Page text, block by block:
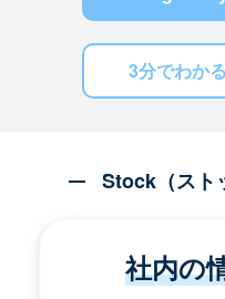
3分でわか
Stock（スト
社内の